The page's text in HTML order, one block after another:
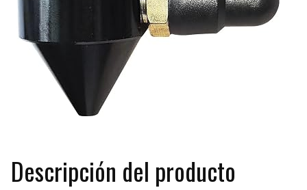
Descripción del producto